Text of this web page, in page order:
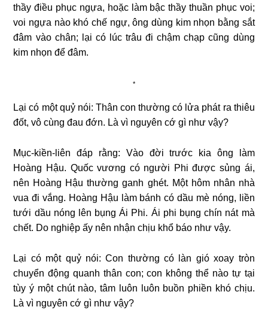
thầy điều phục ngựa, hoặc làm bậc thầy thuần phục voi;
voi ngựa nào khó chế ngự, ông dùng kim nhọn bằng sắt
đâm vào chân; lại có lúc trâu đi chậm chạp cũng dùng
kim nhọn để đâm.
*
Lại có một quỷ nói: Thân con thường có lửa phát ra thiêu
đốt, vô cùng đau đớn. Là vì nguyên cớ gì như vậy?
Mục-kiền-liên đáp rằng: Vào đời trước kia ông làm
Hoàng Hậu. Quốc vương có người Phi được sủng ái,
nên Hoàng Hậu thường ganh ghét. Một hôm nhân nhà
vua đi vắng. Hoàng Hậu làm bánh có dầu mè nóng, liền
tưới dầu nóng lên bụng Ái Phi. Ái phi bụng chín nát mà
chết. Do nghiệp ấy nên nhận chịu khổ báo như vậy.
Lại có một quỷ nói: Con thường có làn gió xoay tròn
chuyển động quanh thân con; con không thể nào tự tại
tùy ý một chút nào, tâm luôn luôn buồn phiền khó chịu.
Là vì nguyên cớ gì như vậy?